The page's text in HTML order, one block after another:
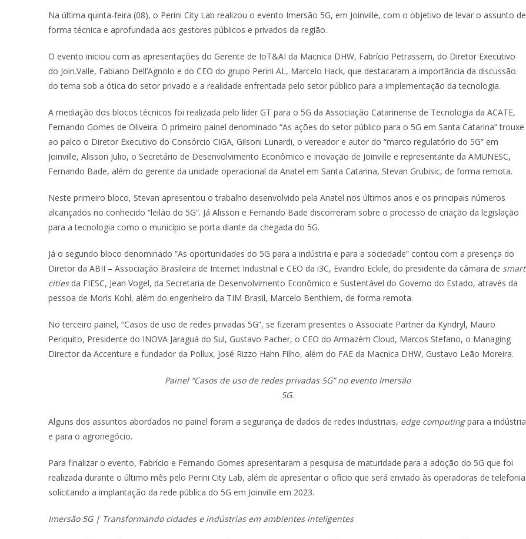
e
b
o
o
k
at
s
A
p
p
k
e
dI
n
itt
er
ai
l
ar
e
Na última quinta-feira (08), o Perini City Lab realizou o evento Imersão 5G, em Joinville, com o objetivo de levar o assunto de
forma técnica e aprofundada aos gestores públicos e privados da região.
O evento iniciou com as apresentações do Gerente de IoT&AI da Macnica DHW, Fabrício Petrassem, do Diretor Executivo
do Join.Valle, Fabiano Dell’Agnolo e do CEO do grupo Perini AL, Marcelo Hack, que destacaram a importância da discussão
do tema sob a ótica do setor privado e a realidade enfrentada pelo setor público para a implementação da tecnologia.
A mediação dos blocos técnicos foi realizada pelo líder GT para o 5G da Associação Catarinense de Tecnologia da ACATE,
Fernando Gomes de Oliveira. O primeiro painel denominado “As ações do setor público para o 5G em Santa Catarina” trouxe
ao palco o Diretor Executivo do Consórcio CIGA, Gilsoni Lunardi, o vereador e autor do “marco regulatório do 5G” em
Joinville, Alisson Julio, o Secretário de Desenvolvimento Econômico e Inovação de Joinville e representante da AMUNESC,
Fernando Bade, além do gerente da unidade operacional da Anatel em Santa Catarina, Stevan Grubisic, de forma remota.
Neste primeiro bloco, Stevan apresentou o trabalho desenvolvido pela Anatel nos últimos anos e os principais números
alcançados no conhecido “leilão do 5G”. Já Alisson e Fernando Bade discorreram sobre o processo de criação da legislação
para a tecnologia como o município se porta diante da chegada do 5G.
Já o segundo bloco denominado “As oportunidades do 5G para a indústria e para a sociedade” contou com a presença do
Diretor da ABII – Associação Brasileira de Internet Industrial e CEO da i3C, Evandro Eckile, do presidente da câmara de smart
citiesda FIESC, Jean Vogel, da Secretaria de Desenvolvimento Econômico e Sustentável do Governo do Estado, através da
pessoa de Moris Kohl, além do engenheiro da TIM Brasil, Marcelo Benthiem, de forma remota.
No terceiro painel, “Casos de uso de redes privadas 5G”, se fizeram presentes o Associate Partner da Kyndryl, Mauro
Periquito, Presidente do INOVA Jaraguá do Sul, Gustavo Pacher, o CEO do Armazém Cloud, Marcos Stefano, o Managing
Director da Accenture e fundador da Pollux, José Rizzo Hahn Filho, além do FAE da Macnica DHW, Gustavo Leão Moreira.
Painel “Casos de uso de redes privadas 5G” no evento Imersão
5G.
Alguns dos assuntos abordados no painel foram a segurança de dados de redes industriais, edge computingpara a indústria
e para o agronegócio.
Para finalizar o evento, Fabrício e Fernando Gomes apresentaram a pesquisa de maturidade para a adoção do 5G que foi
realizada durante o último mês pelo Perini City Lab, além de apresentar o ofício que será enviado às operadoras de telefonia
solicitando a implantação da rede pública do 5G em Joinville em 2023.
Imersão 5G | Transformando cidades e indústrias em ambientes inteligentes